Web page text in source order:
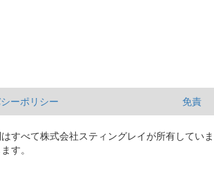
ーポリシー 免責
すべて株式会社スティングレイが所有していま
す。